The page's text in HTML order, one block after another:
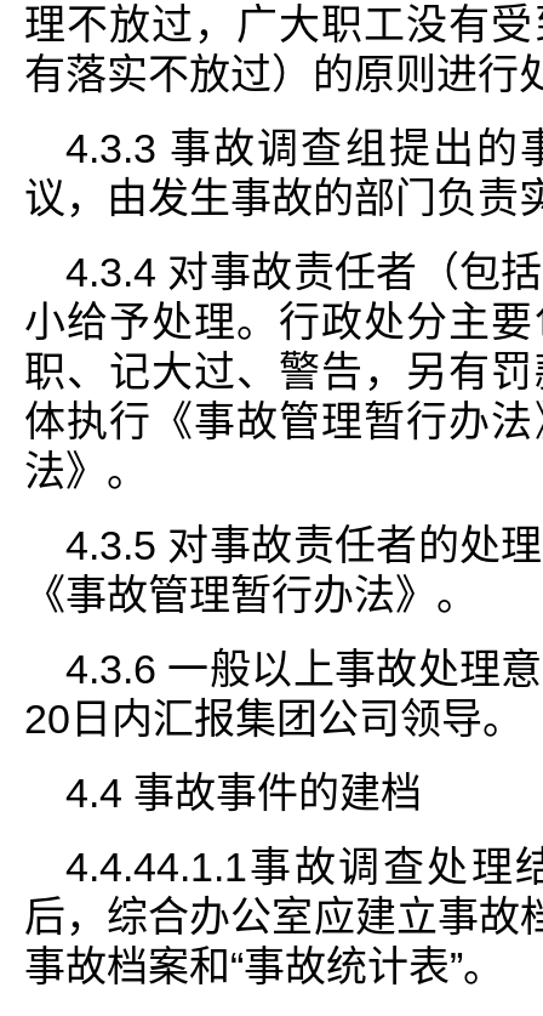
理不放过，广大职工没有
有落实不放过）的原则进行
4.3.3 事故调查组提出的
议，由发生事故的部门负责
4.3.4 对事故责任者（包
小给予处理。行政处分主
职、记大过、警告，另有
体执行《事故管理暂行办
法》。
4.3.5 对事故责任者的处
《事故管理暂行办法》。
4.3.6 一般以上事故处理
20日内汇报集团公司领导。
4.4 事故事件的建档
4.4.44.1.1事故调查处理
后，综合办公室应建立事故
事故档案和“事故统计表”。